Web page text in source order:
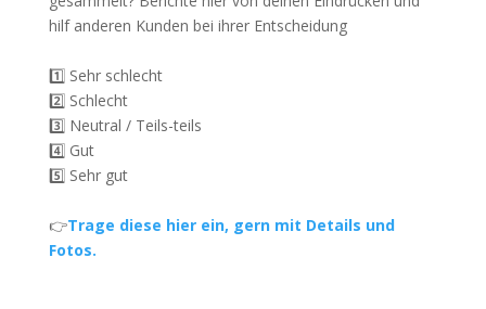
hilf anderen Kunden bei ihrer Entscheidung
1️⃣ Sehr schlecht
2️⃣ Schlecht
3️⃣ Neutral / Teils-teils
4️⃣ Gut
5️⃣ Sehr gut
👉Trage diese hier ein, gern mit Details und
Fotos.